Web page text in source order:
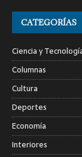
CATEGORÍAS
Ciencia y
Columnas
Cultura
Deportes
Economía
Interiores